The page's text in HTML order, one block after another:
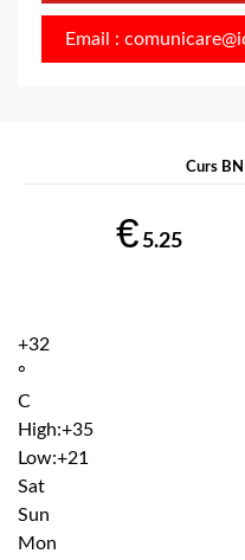
Email :
Curs
€ 5.25
+32
°
C
High:+35
Low:+21
Sat
Sun
Mon